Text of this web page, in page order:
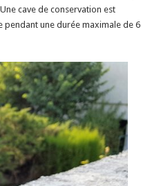
cave de conservation est
une durée maximale de 6